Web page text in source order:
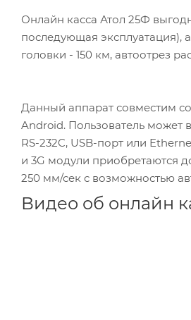
Онлайн касса Атол 25Ф
последующая эксплуатация),
головки - 150 км, автоотрез
Данный аппарат совместим
Android. Пользователь может
RS-232C, USB-порт или
и 3G модули приобретаются
250 мм/сек с возможностью
Видео об онлайн